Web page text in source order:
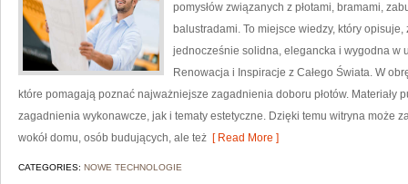
pomysłów związanych z płotami, bramami,
balustradami. To miejsce wiedzy, który
jednocześnie solidna, elegancka i wygodna w
Renowacja i Inspiracje z Całego Świata. W
które pomagają poznać najważniejsze zagadnienia doboru płotów. Materiały
zagadnienia wykonawcze, jak i tematy estetyczne. Dzięki temu witryna może
wokół domu, osób budujących, ale też [ Read More ]
CATEGORIES: NOWE TECHNOLOGIE